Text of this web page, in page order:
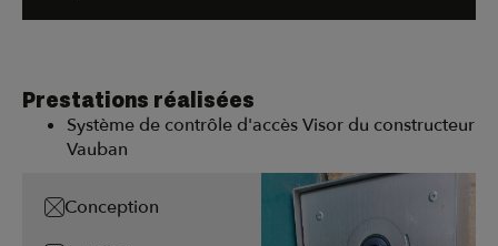
Prestations réalisées
Système de contrôle d'accès Visor du constructeur
Vauban
Conception